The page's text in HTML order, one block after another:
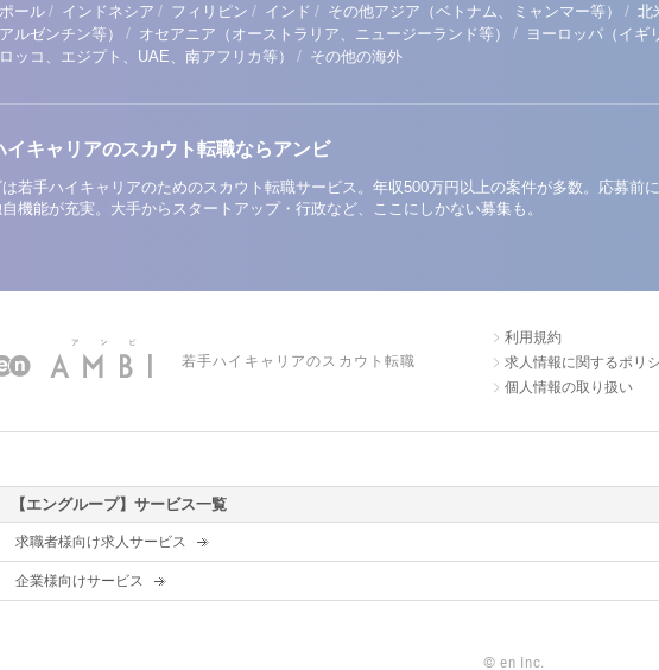
ール/ インドネシア / フィリピン / インド / その他アジア（ベトナム、ミャンマー等） / 北
ルゼンチン等）
/ オセアニア（オーストラリア、ニュージーランド等） / ヨーロッパ（イギ
ロッコ、エジプト、UAE、南アフリカ等）
/ その他の海外
イキャリアのスカウト転職ならアンビ
若手ハイキャリアのためのスカウト転職サービス。年収500万円以上の案件が多数。応募前
機能が充実。大手からスタートアップ・行政など、ここにしかない募集も。
若手ハイキャリアのスカウト転職
利用規約
求人情報に関するポリ
個人情報の取り扱い
【エングループ】サービス一覧
求職者様向け求人サービス
企業様向けサービス
© en Inc.